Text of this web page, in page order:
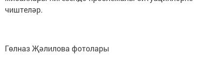
чиштеләр.
Гөлназ Җәлилова фотолары